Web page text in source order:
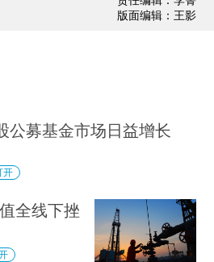
版面编辑：王影
公募基金市场日益增长
开
全线下挫